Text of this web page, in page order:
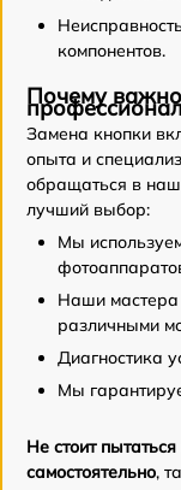
компонентов.
Почему
Замена кнопки
опыта и
обращаться в
лучший выбор:
Мы
Наши мастера
различными
Диагностика
Мы
Не стоит
самостоятельно,